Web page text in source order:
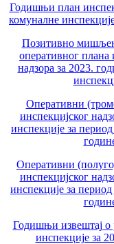
Годишњи план
комуналне
Позитивно
оперативног плана
надзора за 2023.
Оперативни
инспекцијског
инспекције за
Оперативни
инспекцијског
инспекције за период
Годишњи извештај о
инспекције за